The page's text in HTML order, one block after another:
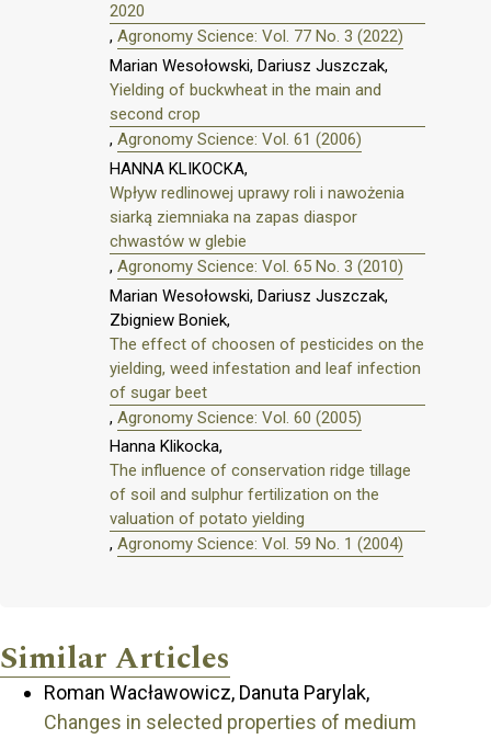
2020
, Agronomy Science: Vol. 77 No. 3 (2022)
Marian Wesołowski, Dariusz Juszczak,
Yielding of buckwheat in the main and
second crop
, Agronomy Science: Vol. 61 (2006)
HANNA KLIKOCKA,
Wpływ redlinowej uprawy roli i nawożenia
siarką ziemniaka na zapas diaspor
chwastów w glebie
, Agronomy Science: Vol. 65 No. 3 (2010)
Marian Wesołowski, Dariusz Juszczak,
Zbigniew Boniek,
The effect of choosen of pesticides on the
yielding, weed infestation and leaf infection
of sugar beet
, Agronomy Science: Vol. 60 (2005)
Hanna Klikocka,
The influence of conservation ridge tillage
of soil and sulphur fertilization on the
valuation of potato yielding
, Agronomy Science: Vol. 59 No. 1 (2004)
Similar Articles
Roman Wacławowicz, Danuta Parylak,
Changes in selected properties of medium